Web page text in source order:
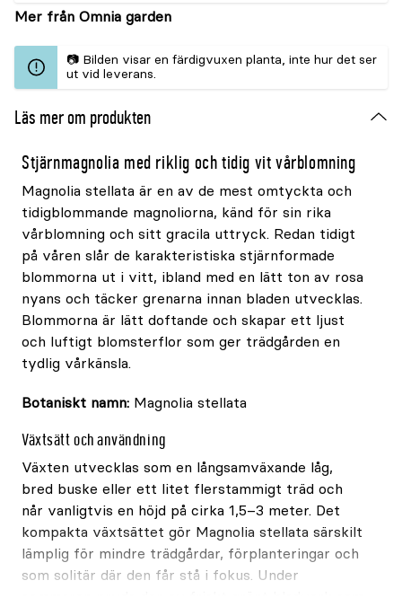
Mer från Omnia garden
📷 Bilden visar en färdigvuxen planta, inte hur det ser
ut vid leverans.
Läs mer om produkten
Stjärnmagnolia med riklig och tidig vit vårblomning
Magnolia stellata är en av de mest omtyckta och
tidigblommande magnoliorna, känd för sin rika
vårblomning och sitt gracila uttryck. Redan tidigt
på våren slår de karakteristiska stjärnformade
blommorna ut i vitt, ibland med en lätt ton av rosa
nyans och täcker grenarna innan bladen utvecklas.
Blommorna är lätt doftande och skapar ett ljust
och luftigt blomsterflor som ger trädgården en
tydlig vårkänsla.
Botaniskt namn: Magnolia stellata
Växtsätt och användning
Växten utvecklas som en långsamväxande låg,
bred buske eller ett litet flerstammigt träd och
når vanligtvis en höjd på cirka 1,5–3 meter. Det
kompakta växtsättet gör Magnolia stellata särskilt
lämplig för mindre trädgårdar, förplanteringar och
som solitär där den får stå i fokus. Under